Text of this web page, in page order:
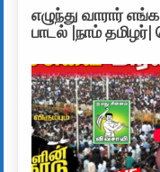
எழுந்து வாரார்
பாடல் |நாம் தமிழர்|